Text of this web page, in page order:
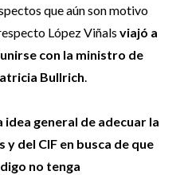
que aún son motivo
López Viñals viajó a
con la ministro de
Bullrich.
idea general de adecuar la
del CIF en busca de que
no tenga